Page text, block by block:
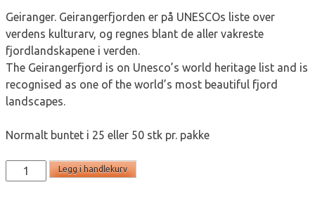
Geiranger. Geirangerfjorden er på UNESCOs liste over
verdens kulturarv, og regnes blant de aller vakreste
fjordlandskapene i verden.
The Geirangerfjord is on Unesco’s world heritage list and is
recognised as one of the world’s most beautiful fjord
landscapes.
Normalt buntet i 25 eller 50 stk pr. pakke
SD790
-
Legg i handlekurv